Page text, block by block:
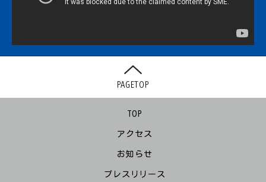
PAGETOP
TOP
アクセス
お知らせ
プレスリリース